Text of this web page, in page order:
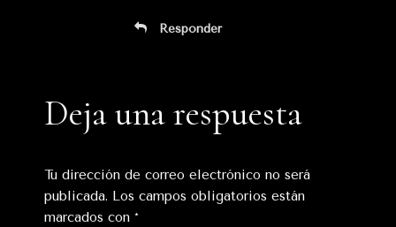
Responder
Deja una respuesta
Tu dirección de correo electrónico no será
publicada. Los campos obligatorios están
marcados con *